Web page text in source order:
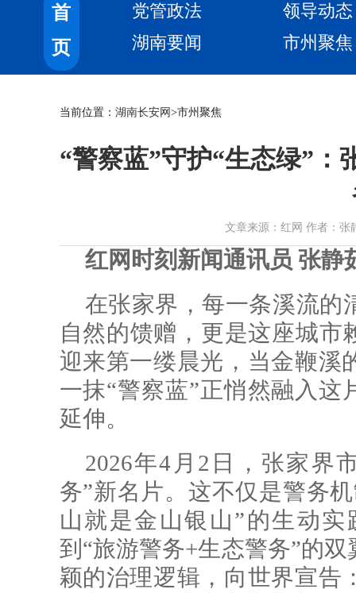
首
页
党管政法
领导动态
湖南要闻
市州聚焦
当前位置： 湖南长安网 >市州聚焦
“警察蓝”守护“生态绿”：
文章来源：红网 作者：张
红网时刻新闻通讯员 张静
在张家界，每一条溪流的
自然的馈赠，更是这座城市
迎来第一缕晨光，当金鞭溪
一抹“警察蓝”正悄然融入这
延伸。
2026年4月2日，张家界
务”新名片。这不仅是警务
山就是金山银山”的生动
到“旅游警务+生态警务”的
颖的治理逻辑，向世界宣告